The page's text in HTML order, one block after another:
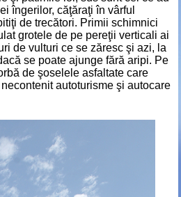
îngerilor, căţăraţi în vârful
de trecători. Primii schimnici
grotele de pe pereţii verticali ai
de vulturi ce se zăresc şi azi, la
se poate ajunge fără aripi. Pe
de şoselele asfaltate care
autoturisme şi autocare